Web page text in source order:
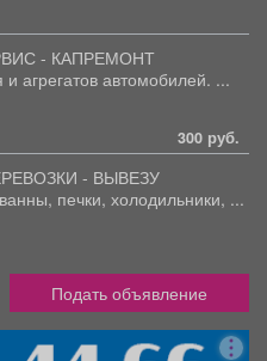
- КАПРЕМОНТ
и агрегатов автомобилей. ...
300 руб.
- ВЫВЕЗУ
ванны, печки, холодильники, ...
Подать объявление